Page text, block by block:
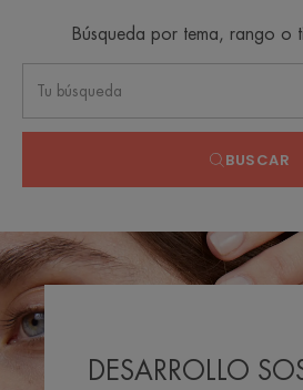
Búsqueda por tema, rango o
BUSCAR
DESARROLLO